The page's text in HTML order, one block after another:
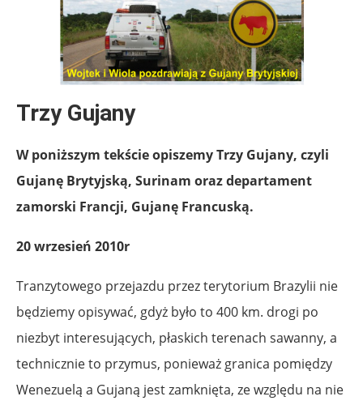
Trzy Gujany
W poniższym tekście opiszemy Trzy Gujany, czyli
Gujanę Brytyjską, Surinam oraz departament
zamorski Francji, Gujanę Francuską.
20 wrzesień 2010r
Tranzytowego przejazdu przez terytorium Brazylii nie
będziemy opisywać, gdyż było to 400 km. drogi po
niezbyt interesujących, płaskich terenach sawanny, a
technicznie to przymus, ponieważ granica pomiędzy
Wenezuelą a Gujaną jest zamknięta, ze względu na nie